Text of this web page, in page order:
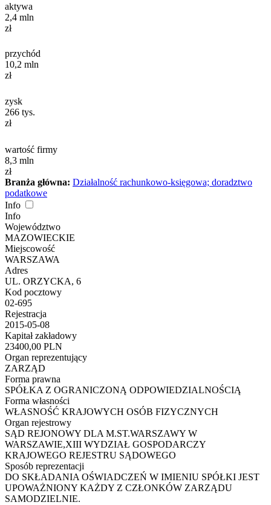
aktywa
2,4 mln
zł
przychód
10,2 mln
zł
zysk
266 tys.
zł
wartość firmy
8,3 mln
zł
Branża główna: Działalność rachunkowo-księgowa; doradztwo
podatkowe
Info
Info
Województwo
MAZOWIECKIE
Miejscowość
WARSZAWA
Adres
UL. ORZYCKA, 6
Kod pocztowy
02-695
Rejestracja
2015-05-08
Kapitał zakładowy
23400,00 PLN
Organ reprezentujący
ZARZĄD
Forma prawna
SPÓŁKA Z OGRANICZONĄ ODPOWIEDZIALNOŚCIĄ
Forma własności
WŁASNOŚĆ KRAJOWYCH OSÓB FIZYCZNYCH
Organ rejestrowy
SĄD REJONOWY DLA M.ST.WARSZAWY W
WARSZAWIE,XIII WYDZIAŁ GOSPODARCZY
KRAJOWEGO REJESTRU SĄDOWEGO
Sposób reprezentacji
DO SKŁADANIA OŚWIADCZEŃ W IMIENIU SPÓŁKI JEST
UPOWAŻNIONY KAŻDY Z CZŁONKÓW ZARZĄDU
SAMODZIELNIE.